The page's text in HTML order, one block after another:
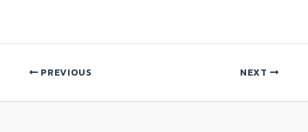
PREVIOUS NEXT